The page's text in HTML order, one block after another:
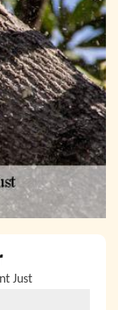
Just